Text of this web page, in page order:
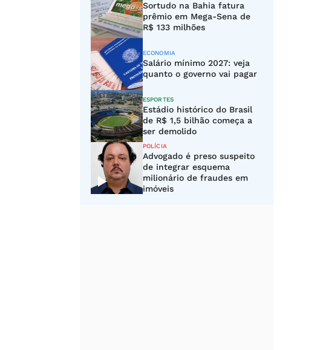
Sortudo na Bahia fatura
prêmio em Mega-Sena de
R$ 133 milhões
ECONOMIA
Salário mínimo 2027: veja
quanto o governo vai pagar
ESPORTES
Estádio histórico do Brasil
de R$ 1,5 bilhão começa a
ser demolido
POLÍCIA
Advogado é preso suspeito
de integrar esquema
milionário de fraudes em
imóveis